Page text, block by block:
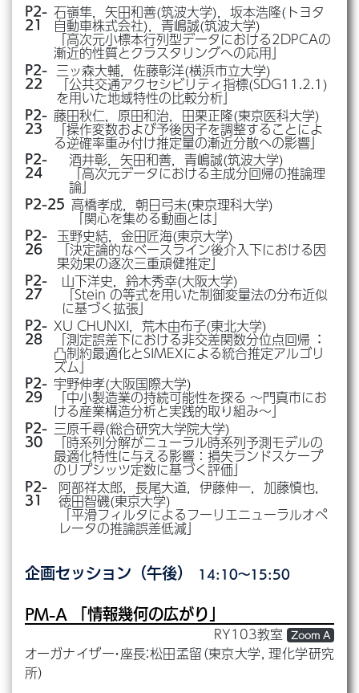
P2-
21
石嶺隼，矢田和善(筑波大学)，坂本浩隆(トヨタ
自動車株式会社)，青嶋誠(筑波大学)
「高次元小標本行列型データにおける2DPCAの
漸近的性質とクラスタリングへの応用」
P2-
22
三ッ森大輔，佐藤彰洋(横浜市立大学)
「公共交通アクセシビリティ指標(SDG11.2.1)
を用いた地域特性の比較分析」
P2-
23
藤田秋仁，原田和治，田栗正隆(東京医科大学)
「操作変数および予後因子を調整することによ
る逆確率重み付け推定量の漸近分散への影響」
P2-
24
酒井彰，矢田和善，青嶋誠(筑波大学)
「高次元データにおける主成分回帰の推論理
論」
P2-25 高橋孝成，朝日弓未(東京理科大学)
「関心を集める動画とは」
P2-
26
玉野史結，金田匠海(東京大学)
「決定論的なベースライン後介入下における因
果効果の逐次三重頑健推定」
P2-
27
山下洋史，鈴木秀幸(大阪大学)
「Stein の等式を用いた制御変量法の分布近似
に基づく拡張」
P2-
28
XU CHUNXI，荒木由布子(東北大学)
「測定誤差下における非交差関数分位点回帰︓
凸制約最適化とSIMEXによる統合推定アルゴリ
ズム」
P2-
29
宇野伸孝(大阪国際大学)
「中小製造業の持続可能性を探る ～門真市にお
ける産業構造分析と実践的取り組み～」
P2-
30
三原千尋(総合研究大学院大学)
「時系列分解がニューラル時系列予測モデルの
最適化特性に与える影響：損失ランドスケープ
のリプシッツ定数に基づく評価」
P2-
31
阿部祥太郎，長尾大道，伊藤伸一，加藤慎也，
徳田智磯(東京大学)
「平滑フィルタによるフーリエニューラルオペ
レータの推論誤差低減」
企画セッション（午後） 14:10～15:50
PM-A 「情報幾何の広がり」
RY103教室 Zoom A
オーガナイザー・座長：松田孟留（東京大学, 理化学研究
所）